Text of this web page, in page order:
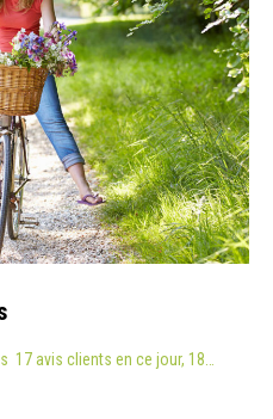
17 avis clients en ce jour, 18…